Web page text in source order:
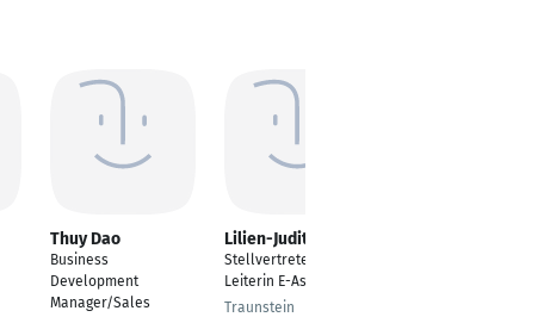
Thuy Dao
Business
Development
Manager/Sales
Lilien-Judith Seidel
Stellvertretende
Leiterin E-Assessment
Traunstein